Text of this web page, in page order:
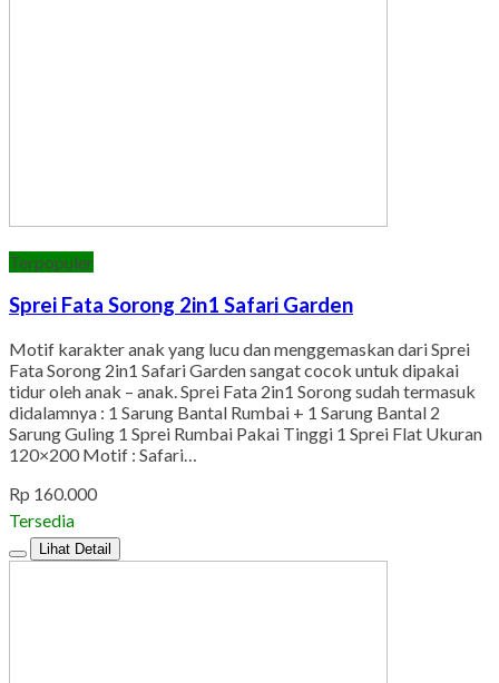
Terpopuler
Sprei Fata Sorong 2in1 Safari Garden
Motif karakter anak yang lucu dan menggemaskan dari Sprei
Fata Sorong 2in1 Safari Garden sangat cocok untuk dipakai
tidur oleh anak – anak. Sprei Fata 2in1 Sorong sudah termasuk
didalamnya : 1 Sarung Bantal Rumbai + 1 Sarung Bantal 2
Sarung Guling 1 Sprei Rumbai Pakai Tinggi 1 Sprei Flat Ukuran
120×200 Motif : Safari…
Rp 160.000
Tersedia
Lihat Detail